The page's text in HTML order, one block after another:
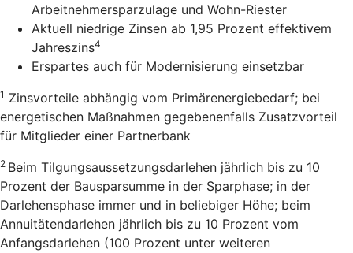
Arbeitnehmersparzulage und Wohn-Riester
Aktuell niedrige Zinsen ab 1,95 Prozent effektivem
Jahreszins4
Erspartes auch für Modernisierung einsetzbar
1 Zinsvorteile abhängig vom Primärenergiebedarf; bei
energetischen Maßnahmen gegebenenfalls Zusatzvorteil
für Mitglieder einer Partnerbank
2 Beim Tilgungsaussetzungsdarlehen jährlich bis zu 10
Prozent der Bausparsumme in der Sparphase; in der
Darlehensphase immer und in beliebiger Höhe; beim
Annuitätendarlehen jährlich bis zu 10 Prozent vom
Anfangsdarlehen (100 Prozent unter weiteren